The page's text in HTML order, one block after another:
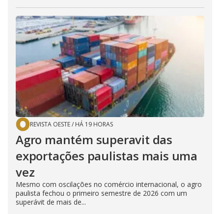
REVISTA OESTE/ HÁ 19 HORAS
Agro mantém superavit das
exportações paulistas mais uma
vez
Mesmo com oscilações no comércio internacional, o agro
paulista fechou o primeiro semestre de 2026 com um
superávit de mais de...